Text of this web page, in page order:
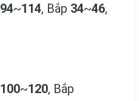
94~114, Bắp 34~46,
100~120, Bắp